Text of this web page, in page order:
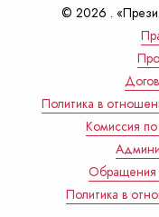
© 2026 .
Политика в
Комиссия по
Обращения
Политика в